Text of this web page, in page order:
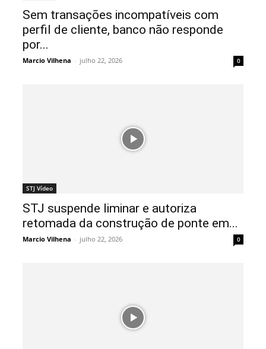
Sem transações incompatíveis com
perfil de cliente, banco não responde
por...
Marcio Vilhena - julho 22, 2026 0
STJ Vídeo
STJ suspende liminar e autoriza
retomada da construção de ponte em...
Marcio Vilhena - julho 22, 2026 0